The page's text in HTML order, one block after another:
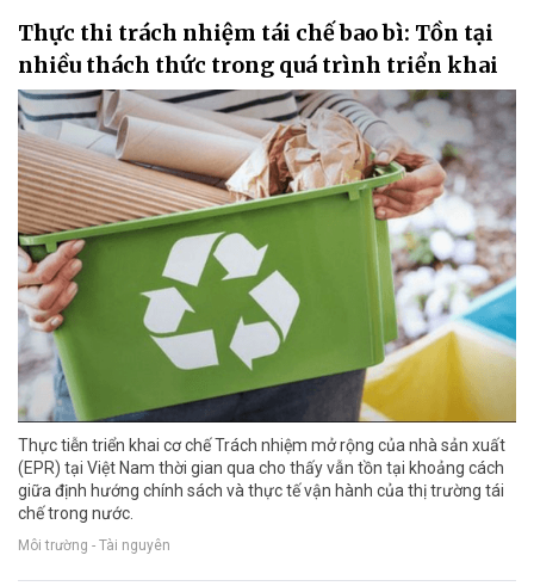
Thực thi trách nhiệm tái chế bao bì: Tồn tại
nhiều thách thức trong quá trình triển khai
Thực tiễn triển khai cơ chế Trách nhiệm mở rộng của nhà sản xuất
(EPR) tại Việt Nam thời gian qua cho thấy vẫn tồn tại khoảng cách
giữa định hướng chính sách và thực tế vận hành của thị trường tái
chế trong nước.
Môi trường - Tài nguyên